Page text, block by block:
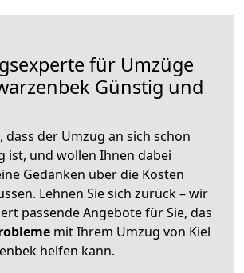
für Umzüge
Günstig und
dass der Umzug an sich schon
ist, und wollen Ihnen dabei
Gedanken über die Kosten
Lehnen Sie sich zurück – wir
passende Angebote für Sie, das
mit Ihrem Umzug von Kiel
helfen kann.